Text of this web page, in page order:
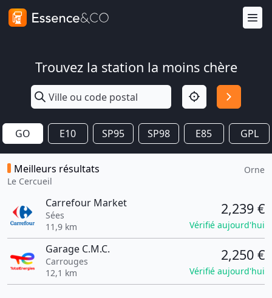
Trouvez la station la moins chère
GO E10 SP95 SP98 E85 GPL
Meilleurs résultats
Le Cercueil
Orne
Carrefour Market
Sées
11,9 km
2,239 €
Vérifié aujourd'hui
Garage C.M.C.
Carrouges
12,1 km
2,250 €
Vérifié aujourd'hui